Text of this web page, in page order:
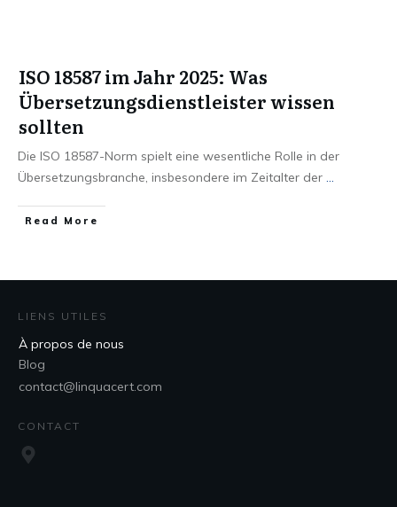
ISO 18587 im Jahr 2025: Was
Übersetzungsdienstleister wissen
sollten
Die ISO 18587-Norm spielt eine wesentliche Rolle in der
Übersetzungsbranche, insbesondere im Zeitalter der ...
Read More
LIENS UTILES
À propos de nous
Blog
contact@linquacert.com
CONTACT